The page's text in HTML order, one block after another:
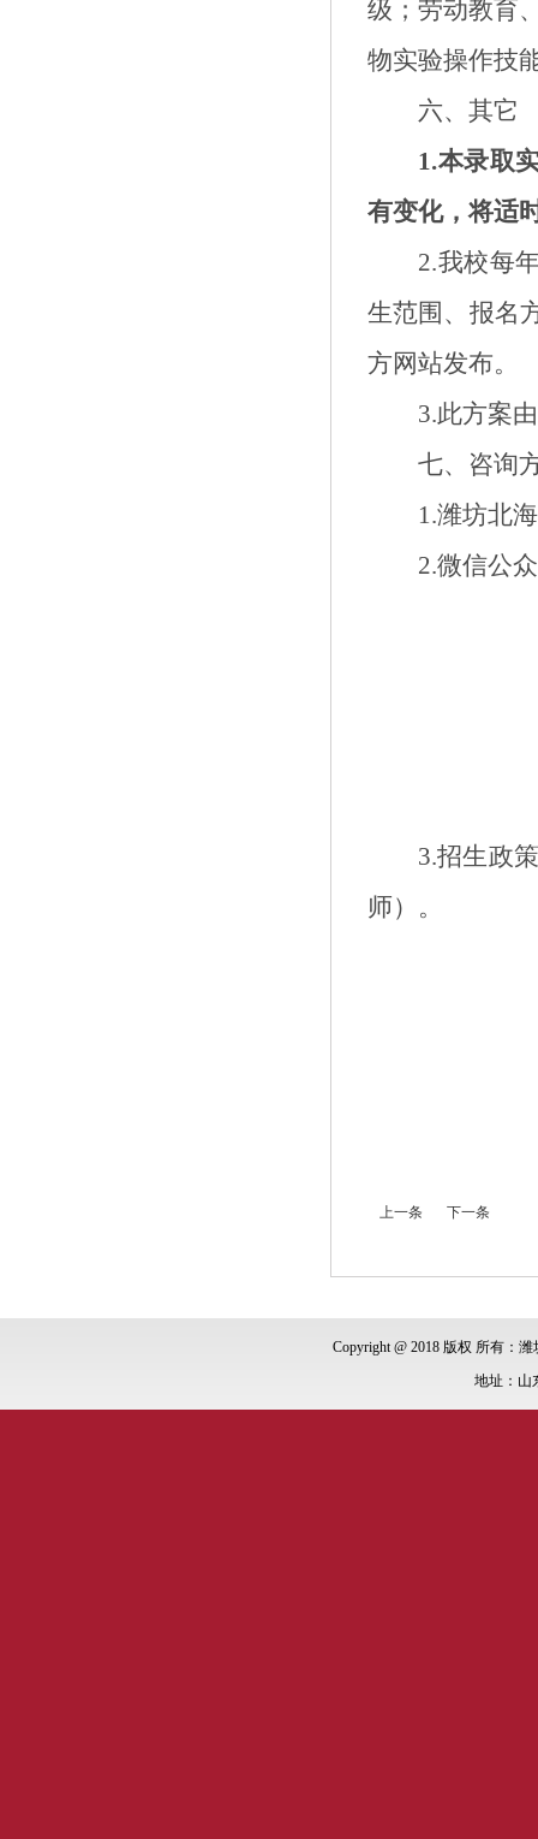
级 ； 劳动教育
物实验操作技
六、其它
1.本录取
有变化，将适
2.我校每
生范围、报名
方网站发布。
3.此方案
七、咨询
1.潍坊北
2.微信公
3.招生政
师）。
上一条 下一条
Copyright @ 2018 版权 所有：
地址：山